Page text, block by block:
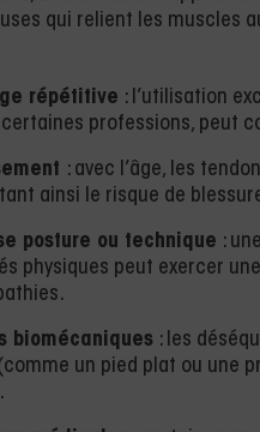
qui relient les muscles
répétitive : l’utilisation
professions, peut
: avec l’âge, les
ainsi le risque de
posture ou technique :
physiques peut exercer
biomécaniques : les
un pied plat ou une